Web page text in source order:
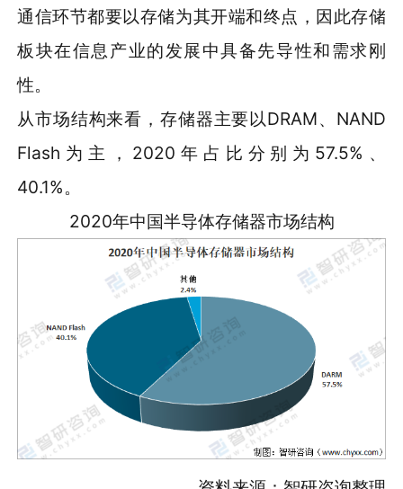
通信环节都要以存储为其开端和终点，因此存储
板块在信息产业的发展中具备先导性和需求刚
性。
从市场结构来看，存储器主要以DRAM、NAND
Flash为主，2020年占比分别为57.5%、
40.1%。
2020年中国半导体存储器市场结构